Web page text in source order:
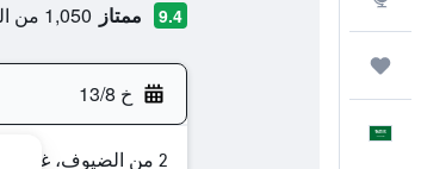
9.4 ممتاز 1,050 من التقييمات تم التحقق منها
خ 13/8
2 من الضيوف، غرفة واحدة